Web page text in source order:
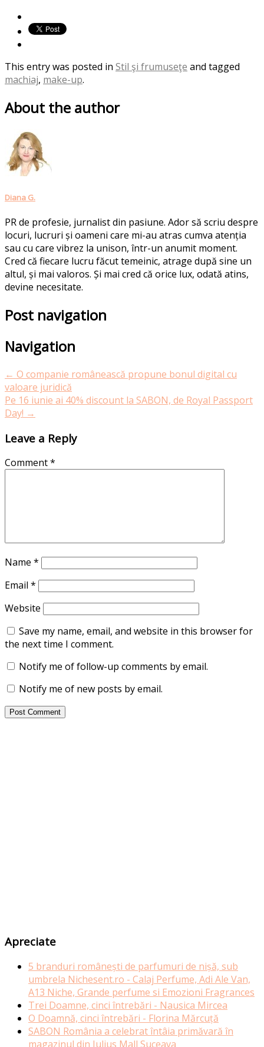
This entry was posted in Stil şi frumuseţe and tagged
machiaj, make-up.
About the author
Diana G.
PR de profesie, jurnalist din pasiune. Ador să scriu despre
locuri, lucruri și oameni care mi-au atras cumva atenția
sau cu care vibrez la unison, într-un anumit moment.
Cred că fiecare lucru făcut temeinic, atrage după sine un
altul, și mai valoros. Și mai cred că orice lux, odată atins,
devine necesitate.
Post navigation
Navigation
← O companie românească propune bonul digital cu
valoare juridică
Pe 16 iunie ai 40% discount la SABON, de Royal Passport
Day! →
Leave a Reply
Comment*
Name *
Email *
Website
Save my name, email, and website in this browser for
the next time I comment.
Notify me of follow-up comments by email.
Notify me of new posts by email.
Apreciate
5 branduri românești de parfumuri de nișă, sub
umbrela Nichesent.ro - Calaj Perfume, Adi Ale Van,
A13 Niche, Grande perfume si Emozioni Fragrances
Trei Doamne, cinci întrebări - Nausica Mircea
O Doamnă, cinci întrebări - Florina Mărcuță
SABON România a celebrat întâia primăvară în
magazinul din Iulius Mall Suceava